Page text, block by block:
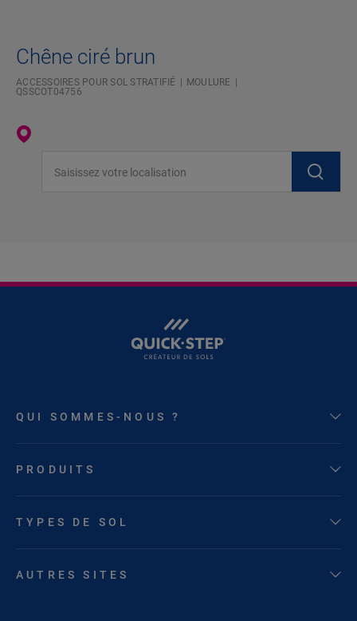
Chêne ciré brun
ACCESSOIRES POUR SOL STRATIFIÉ
MOULURE
QSSCOT04756
QUI SOMMES-NOUS ?
PRODUITS
TYPES DE SOL
AUTRES SITES